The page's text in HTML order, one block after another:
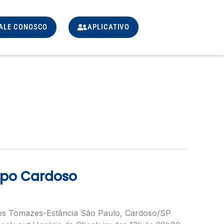
CONOSCO APLICATIVO
Cardoso
Tomazes-Estância São Paulo, Cardoso/SP